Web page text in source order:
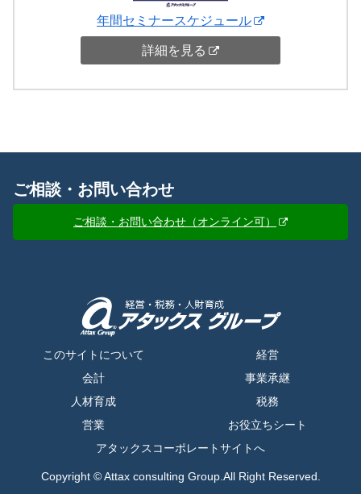
年間セミナースケジュール
詳細を見る
ご相談・お問い合わせ
ご相談・お問い合わせ（オンライン可）
このサイトについて
経営
会計
事業承継
人材育成
税務
営業
お役立ちシート
アタックスコーポレートサイトへ
Copyright © Attax consulting Group.All Right Reserved.